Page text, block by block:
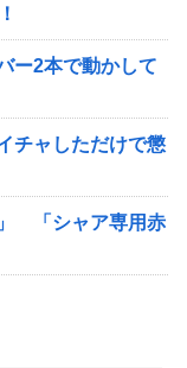
ー2本で動かして
チャしただけで懲
」 「シャア専用赤